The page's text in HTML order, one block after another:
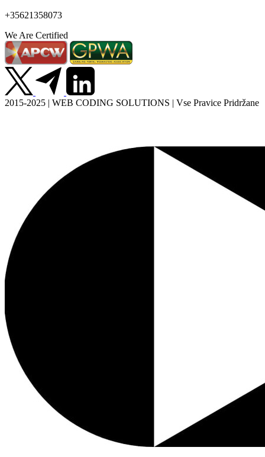
+35621358073
We Are Certified
2015-2025 | WEB CODING SOLUTIONS | Vse Pravice Pridržane